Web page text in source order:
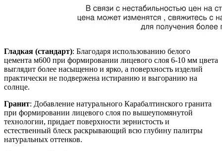
Гладкая (стандарт): Благодаря использованию белого
цемента м600 при формировании лицевого слоя 6-10 мм цвета
выглядит более насыщенно и ярко, а поверхность изделий
практически не подвержена истиранию и выгоранию на
солнце.
Гранит: Добавление натурального Карабалтинского гранита
при формировании лицевого слоя по вышеупомянутой
технологии, придает поверхности зернистость и
естественный блеск раскрывающий всю глубину палитры
натуральных оттенков.